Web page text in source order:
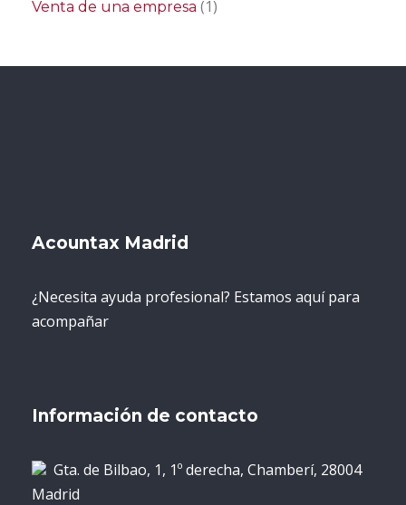
Venta de una empresa (1)
Acountax Madrid
¿Necesita ayuda profesional? Estamos aquí para
acompañar
Información de contacto
Gta. de Bilbao, 1, 1º derecha, Chamberí, 28004
Madrid